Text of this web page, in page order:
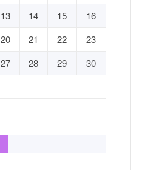
13 14 15
16
20 21 22
23
27 28 29
30